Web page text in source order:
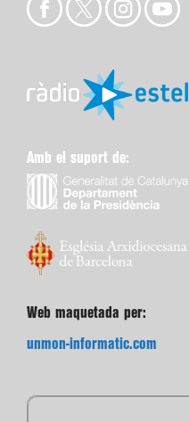
Amb el suport de:
Web maquetada per:
unmon-informatic.com